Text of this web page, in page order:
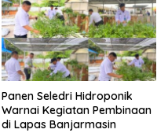
Panen Seledri Hidroponik
Warnai Kegiatan Pembinaan
di Lapas Banjarmasin